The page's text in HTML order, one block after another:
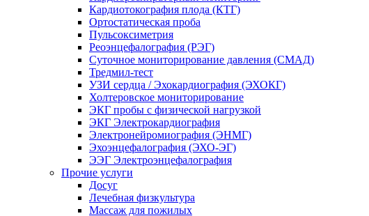
Кардиотокография плода (КТГ)
Ортостатическая проба
Пульсоксиметрия
Реоэнцефалография (РЭГ)
Суточное мониторирование давления (СМАД)
Тредмил-тест
УЗИ сердца / Эхокардиография (ЭХОКГ)
Холтеровское мониторирование
ЭКГ пробы с физической нагрузкой
ЭКГ Электрокардиография
Электронейромиография (ЭНМГ)
Эхоэнцефалография (ЭХО-ЭГ)
ЭЭГ Электроэнцефалография
Прочие услуги
Досуг
Лечебная физкультура
Массаж для пожилых